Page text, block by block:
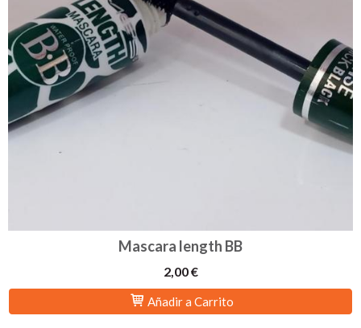
Mascara length BB
2,00 €
Añadir a Carrito